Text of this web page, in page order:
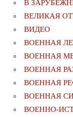
В
ВЕЛИКАЯ
ВИДЕО
ВОЕННАЯ
ВОЕННАЯ
ВОЕННАЯ
ВОЕННАЯ
ВОЕННАЯ
ВОЕННО-